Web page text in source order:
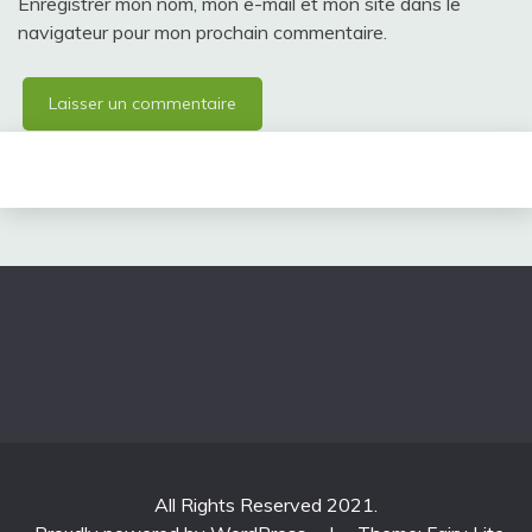
navigateur pour mon prochain commentaire.
All Rights Reserved 2021.